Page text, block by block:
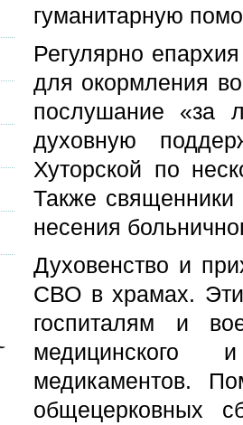
гуманитарную
Регулярно
для окормления
послушание «за
духовную
Хуторской по
Также
несения
Духовенство и
СВО в храмах.
госпиталям и
медицинского
медикаментов.
общецерковных